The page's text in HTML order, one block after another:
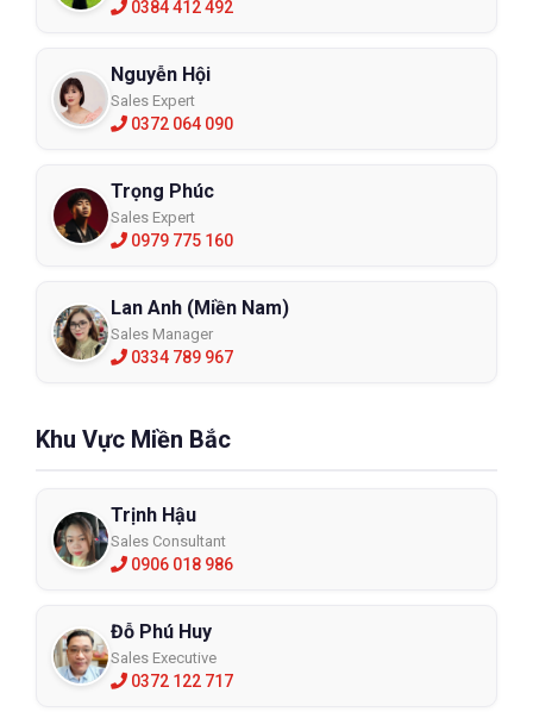
0384 412 492
Nguyễn Hội
Sales Expert
0372 064 090
Trọng Phúc
Sales Expert
0979 775 160
Lan Anh (Miền Nam)
Sales Manager
0334 789 967
Khu Vực Miền Bắc
Trịnh Hậu
Sales Consultant
0906 018 986
Đỗ Phú Huy
Sales Executive
0372 122 717